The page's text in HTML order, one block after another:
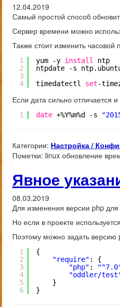
12.04.2019
Самый простой способ
Сервер времени можно
Также стоит изменить
1
2
3
4
yum -y install
ntp
ntpdate -s
timedatectl set-
Если дата сильно отличается и
1 date +%Y%m%d -s
Категории: Настройка /
Пометки: linux обновление
Явное
08.03.2019
Для изменения версии php
Но если в проекте используется
Поэтому можно задать версию
1
2
3
4
5
6
{
"require" : {
"php" :
"oddler/
}
}